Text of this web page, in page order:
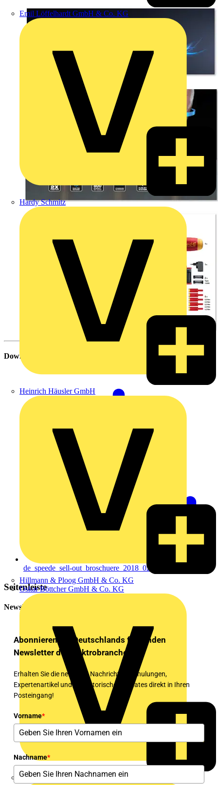
Emil Löffelhardt GmbH & Co. KG
Hardy Schmitz
Heinrich Häusler GmbH
Hillmann & Ploog GmbH & Co. KG
Oskar Böttcher GmbH & Co. KG
Rexel
Download
de_speede_sell-out_broschuere_2018_02_online.pdf
Seitenleiste
Newsletter
Abonnieren Sie Deutschlands führenden
Newsletter der Elektrobranche!
Erhalten Sie die neuesten Nachrichten, Schulungen,
Expertenartikel und regulatorischen Updates direkt in Ihren
Posteingang!
Vorname*
Nachname*